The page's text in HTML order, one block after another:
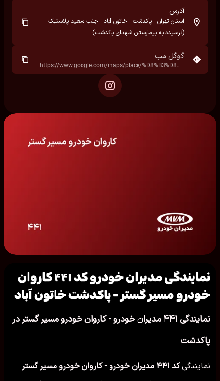
آدرس
استان تهران - پاکدشت - خاتون آباد - جنب سعید پلاستیک -
(نرسیده به بیمارستان شهدای پاکدشت)
گوگل مپ
https://www.google.com/maps/place/%D8%B3%D8%B9%DB%8C%D8%AF+%D9%BE%D9%84%D8%A7%D8%B3%D8%AA%DB%8C%DA%A9%E2%80%AD/data=!4m7!3m6!1s0x3f91ea88d2dfbacb:0x271192cd1a1850ef!8m2!3d35.4919357!4d51.6712769!16s%2Fg%2F11c1pr7s52!19sChIJy7rf0ojqkT8R71AYGs2SESc?hl=fa&rclk=1
نمایندگی مدیران خودرو کد ۴۴۱ کاروان
خودرو مسیر گستر - پاكدشت خاتون آباد
نمایندگی ۴۴۱ مدیران خودرو - کاروان خودرو مسیر گستر در
پاكدشت
نمایندگیکد ۴۴۱ مدیران خودرو - کاروان خودرو مسیر گستر